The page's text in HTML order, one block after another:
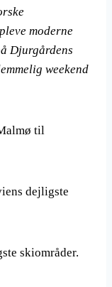
moderne
Djurgårdens
weekend
til
dejligste
skiområder.